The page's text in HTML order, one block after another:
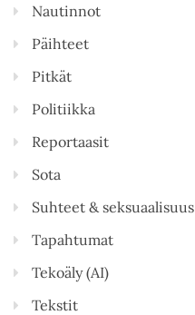
Nautinnot
Päihteet
Pitkät
Politiikka
Reportaasit
Sota
Suhteet & seksuaalisuus
Tapahtumat
Tekoäly (AI)
Tekstit